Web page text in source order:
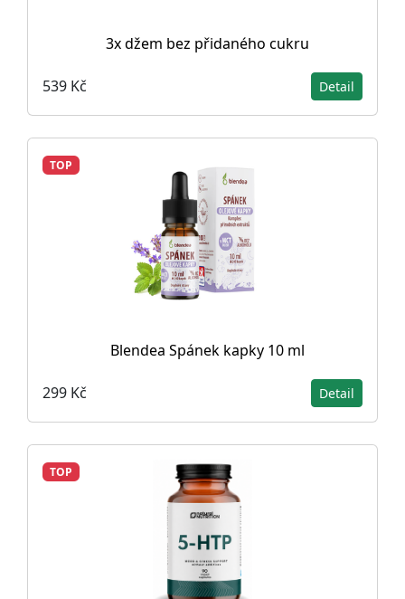
3x džem bez přidaného cukru
539 Kč Detail
TOP
Blendea Spánek kapky 10 ml
299 Kč Detail
TOP